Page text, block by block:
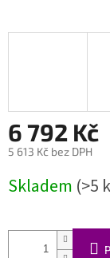
6 792 Kč
5 613 Kč bez DPH
cena:
Skladem (>5